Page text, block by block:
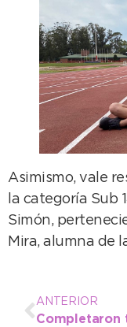
Asimismo, vale
la categoría Sub
Simón,
Mira, alumna de
ANTERIOR